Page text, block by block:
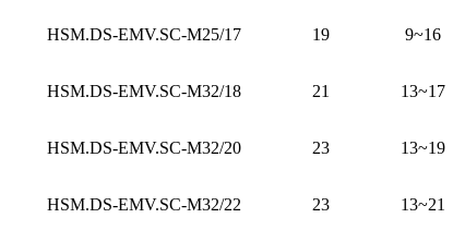
HSM.DS-EMV.SC-M25/17 19 9~16
HSM.DS-EMV.SC-M32/18 21 13~17
HSM.DS-EMV.SC-M32/20 23 13~19
HSM.DS-EMV.SC-M32/22 23 13~21